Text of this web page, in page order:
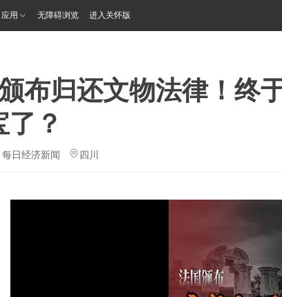
应用 无障碍浏览 进入关怀版
布归还文物法律！终
？
每日经济新闻 四川